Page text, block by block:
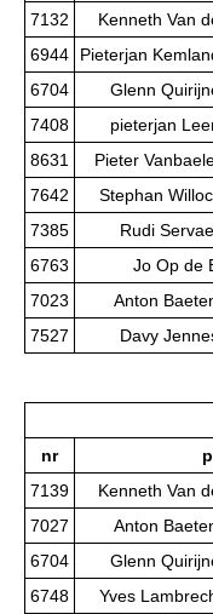
7132
Kenneth Van
6944
Pieterjan
6704
Glenn
7408
pieterjan
8631
Pieter
7642
Stephan
7385
Rudi
6763
Jo Op de
7023
Anton
7527
Davy
nr
7139
Kenneth Van
7027
Anton
6704
Glenn
6748
Yves